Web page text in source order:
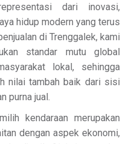
dari inovasi,
hidup modern yang terus
di Trenggalek, kami
standar mutu global
lokal, sehingga
nilai tambah baik dari sisi
purna jual.
kendaraan merupakan
dengan aspek ekonomi,